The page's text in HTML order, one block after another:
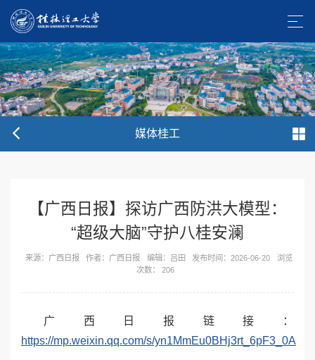
媒体桂工
【广西日报】探访广西防洪大模型：
“超级大脑”守护八桂安澜
来源：广西日报 作者：广西日报 编辑：吕田 发布时间：2026-06-20
浏览
次数：
206
广西日报链接：
https://mp.weixin.qq.com/s/yn1MmEu0BHj3rt_6pF3_0A